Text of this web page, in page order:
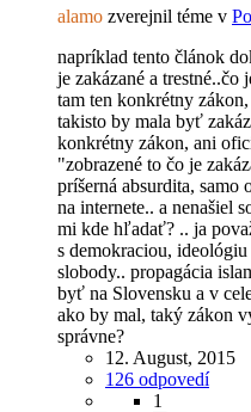
alamo zverejnil téme v
napríklad tento článok
je zakázané a trestné..čo
tam ten konkrétny
takisto by mala byť
konkrétny zákon, ani
"zobrazené to čo je
príšerná absurdita,
na internete.. a nenašiel
mi kde hľadať? .. ja
s demokraciou,
slobody.. propagácia
byť na Slovensku a v
ako by mal, taký zákon
správne?
12. August, 2015
126 odpovedí
1